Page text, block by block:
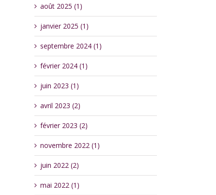
août 2025 (1)
janvier 2025 (1)
septembre 2024 (1)
février 2024 (1)
juin 2023 (1)
avril 2023 (2)
février 2023 (2)
novembre 2022 (1)
juin 2022 (2)
mai 2022 (1)